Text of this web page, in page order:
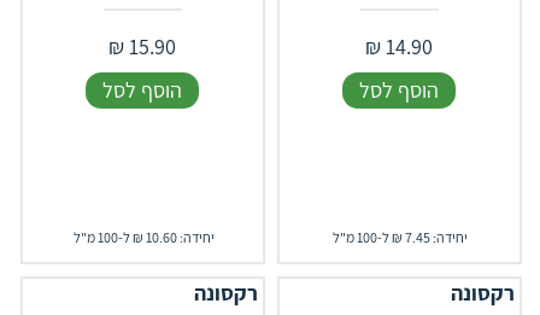
14.90
₪
הוסף לסל
יחידה: 7.45 ₪ ל-100 מ"ל
15.90
₪
הוסף לסל
יחידה: 10.60 ₪ ל-100 מ"ל
רקסונה רקסונה